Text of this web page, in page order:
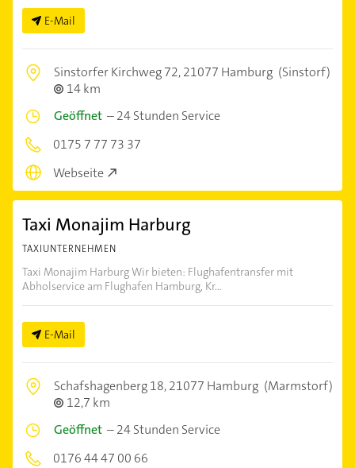
E-Mail
Sinstorfer Kirchweg 72,21077 Hamburg (Sinstorf)
14 km
Geöffnet –24 Stunden Service
0175 7 77 73 37
Webseite
Taxi Monajim Harburg
TAXIUNTERNEHMEN
Taxi Monajim Harburg Wir bieten: Flughafentransfer mit
Abholservice am Flughafen Hamburg, Kr...
E-Mail
Schafshagenberg 18,21077 Hamburg (Marmstorf)
12,7 km
Geöffnet –24 Stunden Service
0176 44 47 00 66